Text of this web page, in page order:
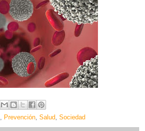
Prevención Salud Sociedad